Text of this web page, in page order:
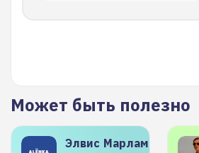
Может быть полезно
Элвис Марламов